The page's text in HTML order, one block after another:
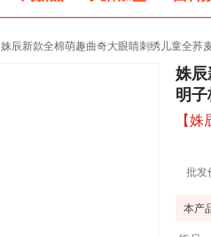
姝辰新款全棉萌趣曲奇大眼睛刺绣儿童全荞
姝辰
明
【姝
批发
本产